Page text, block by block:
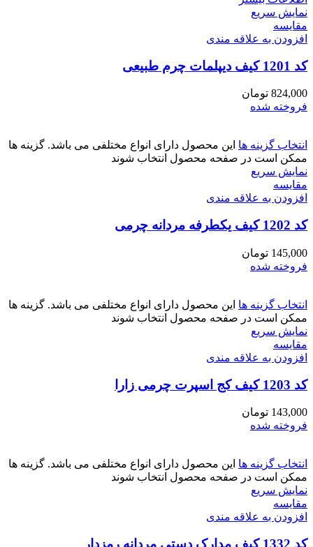
نمایش سریع
مقايسه
افزودن به علاقه مندی
کد 1201 کیف دیپلمات چرم طبیعی
824,000 تومان
فروخته شده
انتخاب گزینه ها این محصول دارای انواع مختلفی می باشد. گزینه ها
ممکن است در صفحه محصول انتخاب شوند
نمایش سریع
مقايسه
افزودن به علاقه مندی
کد 1202 کیف یکطرفه مردانه چرمی
145,000 تومان
فروخته شده
انتخاب گزینه ها این محصول دارای انواع مختلفی می باشد. گزینه ها
ممکن است در صفحه محصول انتخاب شوند
نمایش سریع
مقايسه
افزودن به علاقه مندی
کد 1203 کیف کج اسپرت چرمی زارا
143,000 تومان
فروخته شده
انتخاب گزینه ها این محصول دارای انواع مختلفی می باشد. گزینه ها
ممکن است در صفحه محصول انتخاب شوند
نمایش سریع
مقايسه
افزودن به علاقه مندی
کد 1332 کیف مدارک دستی مردانه رمزدار